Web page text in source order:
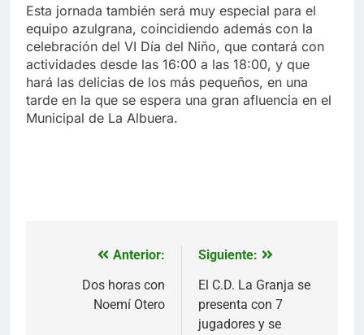
Esta jornada también será muy especial para el
equipo azulgrana, coincidiendo además con la
celebración del VI Día del Niño, que contará con
actividades desde las 16:00 a las 18:00, y que
hará las delicias de los más pequeños, en una
tarde en la que se espera una gran afluencia en el
Municipal de La Albuera.
Navegación
Anterior:
Dos horas con
Noemí Otero
Siguiente:
El C.D. La Granja se
presenta con 7
jugadores y se